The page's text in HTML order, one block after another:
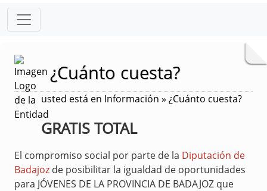
¿Cuánto cuesta?
usted está en Información » ¿Cuánto cuesta?
GRATIS TOTAL
El compromiso social por parte de la Diputación de
Badajoz de posibilitar la igualdad de oportunidades
para JÓVENES DE LA PROVINCIA DE BADAJOZ que